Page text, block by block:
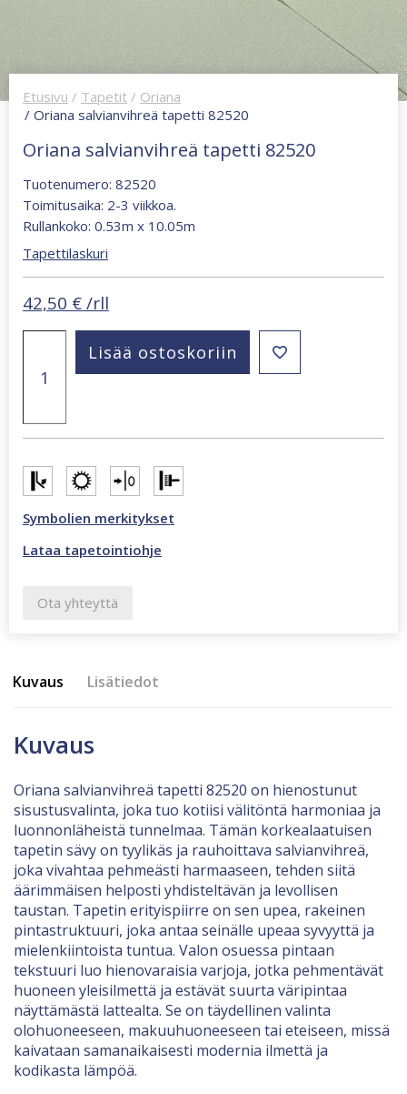
Etusivu / Tapetit / Oriana
/ Oriana salvianvihreä tapetti 82520
Oriana salvianvihreä tapetti 82520
Tuotenumero: 82520
Toimitusaika: 2-3 viikkoa.
Rullankoko: 0.53m x 10.05m
Tapettilaskuri
42,50 € /rll
salvianvihreä
tapetti
Lisää ostoskoriin
Symbolien merkitykset
Lataa tapetointiohje
Ota yhteyttä
Kuvaus Lisätiedot
Kuvaus
Oriana salvianvihreä tapetti 82520 on hienostunut
sisustusvalinta, joka tuo kotiisi välitöntä harmoniaa ja
luonnonläheistä tunnelmaa. Tämän korkealaatuisen
tapetin sävy on tyylikäs ja rauhoittava salvianvihreä,
joka vivahtaa pehmeästi harmaaseen, tehden siitä
äärimmäisen helposti yhdisteltävän ja levollisen
taustan. Tapetin erityispiirre on sen upea, rakeinen
pintastruktuuri, joka antaa seinälle upeaa syvyyttä ja
mielenkiintoista tuntua. Valon osuessa pintaan
tekstuuri luo hienovaraisia varjoja, jotka pehmentävät
huoneen yleisilmettä ja estävät suurta väripintaa
näyttämästä lattealta. Se on täydellinen valinta
olohuoneeseen, makuuhuoneeseen tai eteiseen, missä
kaivataan samanaikaisesti modernia ilmettä ja
kodikasta lämpöä.